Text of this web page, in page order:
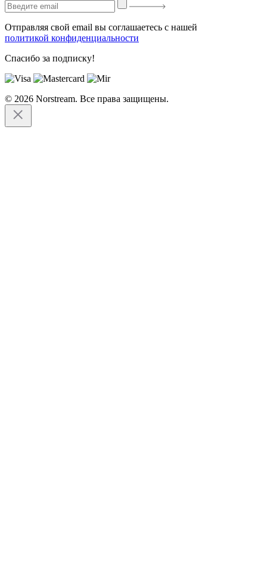
Отправляя свой email вы соглашаетесь с нашей
политикой конфиденциальности
Спасибо за подписку!
© 2026 Norstream. Все права защищены.